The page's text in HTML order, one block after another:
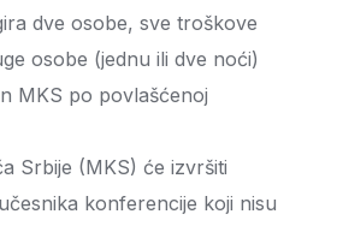
dve osobe, sve troškove
osobe (jednu ili dve noći)
MKS po povlašćenoj
Srbije (MKS) će izvršiti
konferencije koji nisu